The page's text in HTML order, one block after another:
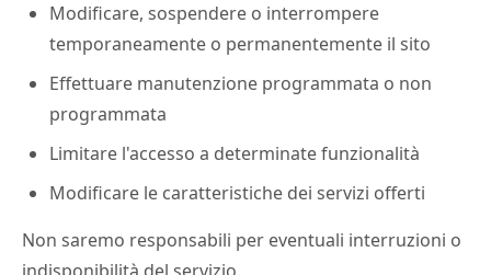
Modificare, sospendere o interrompere
temporaneamente o permanentemente il sito
Effettuare manutenzione programmata o non
programmata
Limitare l'accesso a determinate funzionalità
Modificare le caratteristiche dei servizi offerti
Non saremo responsabili per eventuali interruzioni o